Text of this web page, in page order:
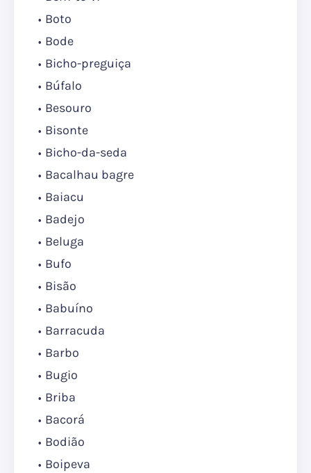
Boto
Bode
Bicho-preguiça
Búfalo
Besouro
Bisonte
Bicho-da-seda
Bacalhau bagre
Baiacu
Badejo
Beluga
Bufo
Bisão
Babuíno
Barracuda
Barbo
Bugio
Briba
Bacorá
Bodião
Boipeva